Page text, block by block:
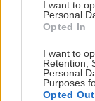
I want to
Personal
Opted In
I want to
Retention,
Personal
Purposes
Opted Out
Na Morave
starú chalupu na
nepoznanie: Keď
vojdete dnu,
že nie ste v